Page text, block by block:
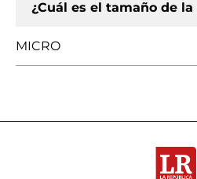
¿Cuál es el tamaño de la
MICRO